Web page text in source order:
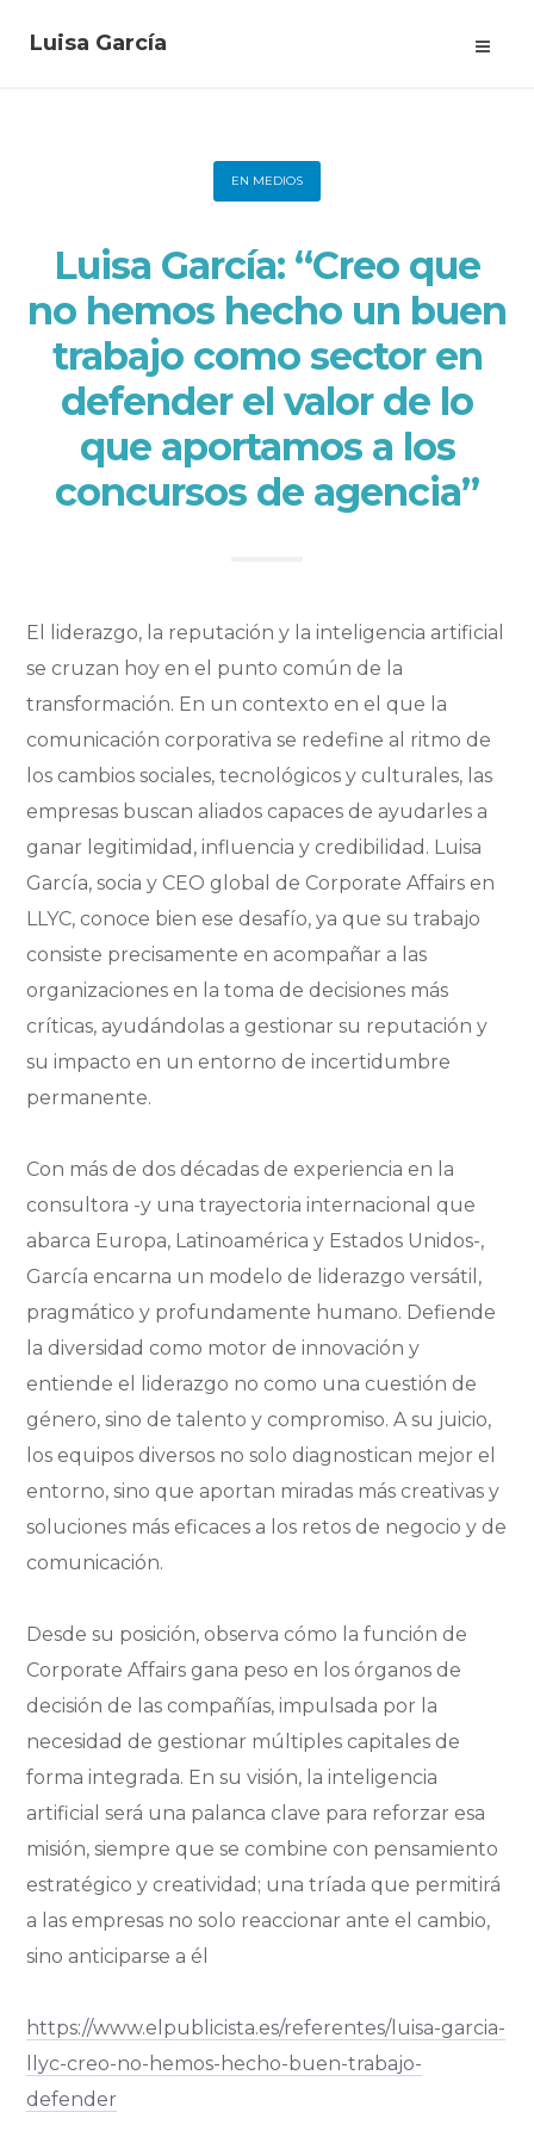
Luisa García
EN MEDIOS
Luisa García: “Creo que
no hemos hecho un buen
trabajo como sector en
defender el valor de lo
que aportamos a los
concursos de agencia”
El liderazgo, la reputación y la inteligencia artificial
se cruzan hoy en el punto común de la
transformación. En un contexto en el que la
comunicación corporativa se redefine al ritmo de
los cambios sociales, tecnológicos y culturales, las
empresas buscan aliados capaces de ayudarles a
ganar legitimidad, influencia y credibilidad. Luisa
García, socia y CEO global de Corporate Affairs en
LLYC, conoce bien ese desafío, ya que su trabajo
consiste precisamente en acompañar a las
organizaciones en la toma de decisiones más
críticas, ayudándolas a gestionar su reputación y
su impacto en un entorno de incertidumbre
permanente.
Con más de dos décadas de experiencia en la
consultora -y una trayectoria internacional que
abarca Europa, Latinoamérica y Estados Unidos-,
García encarna un modelo de liderazgo versátil,
pragmático y profundamente humano. Defiende
la diversidad como motor de innovación y
entiende el liderazgo no como una cuestión de
género, sino de talento y compromiso. A su juicio,
los equipos diversos no solo diagnostican mejor el
entorno, sino que aportan miradas más creativas y
soluciones más eficaces a los retos de negocio y de
comunicación.
Desde su posición, observa cómo la función de
Corporate Affairs gana peso en los órganos de
decisión de las compañías, impulsada por la
necesidad de gestionar múltiples capitales de
forma integrada. En su visión, la inteligencia
artificial será una palanca clave para reforzar esa
misión, siempre que se combine con pensamiento
estratégico y creatividad; una tríada que permitirá
a las empresas no solo reaccionar ante el cambio,
sino anticiparse a él
https://www.elpublicista.es/referentes/luisa-garcia-
llyc-creo-no-hemos-hecho-buen-trabajo-
defender